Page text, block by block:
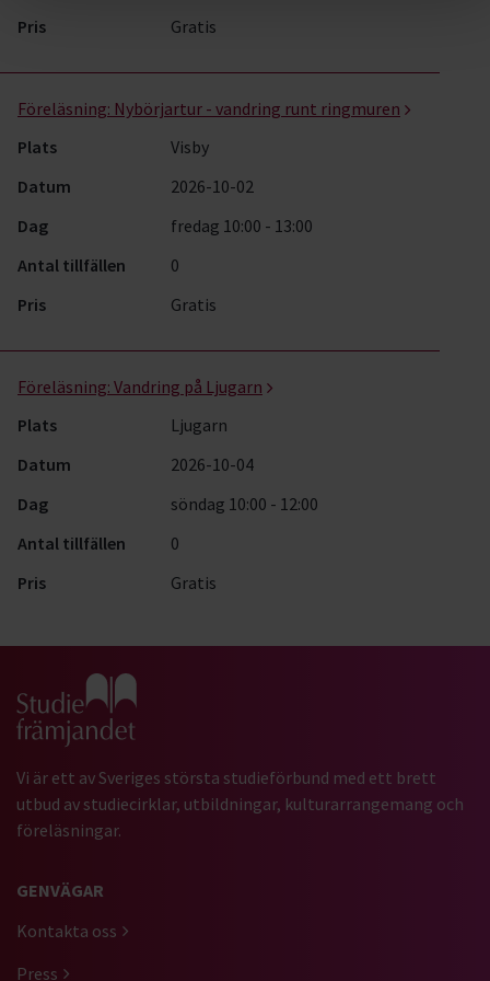
Pris
Gratis
Föreläsning: Nybörjartur - vandring runt ringmuren
Plats
Visby
Datum
2026-10-02
Dag
fredag 10:00 - 13:00
Antal tillfällen
0
Pris
Gratis
Föreläsning: Vandring på Ljugarn
Plats
Ljugarn
Datum
2026-10-04
Dag
söndag 10:00 - 12:00
Antal tillfällen
0
Pris
Gratis
Gå till studiefrämjandets startsida
Vi är ett av Sveriges största studieförbund med ett brett
utbud av studiecirklar, utbildningar, kulturarrangemang och
föreläsningar.
GENVÄGAR
Kontakta oss
Press